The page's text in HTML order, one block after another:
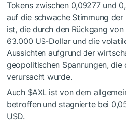
Tokens zwischen 0,09277 und
auf die schwache Stimmung
ist, die durch den Rückgang
63.000 US-Dollar und die
Aussichten aufgrund der
geopolitischen Spannungen, die
verursacht wurde.
Auch $AXList von dem
betroffen und stagnierte bei
USD.